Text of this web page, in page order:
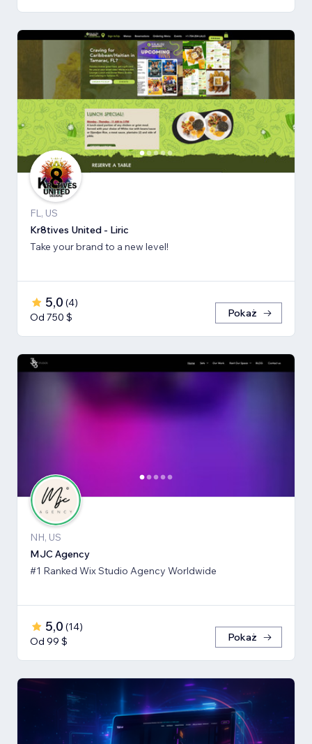
FL, US
Kr8tives United - Liric
Take your brand to a new level!
5,0 (4)
Od 750 $
Pokaż
NH, US
MJC Agency
#1 Ranked Wix Studio Agency Worldwide
5,0 (14)
Od 99 $
Pokaż